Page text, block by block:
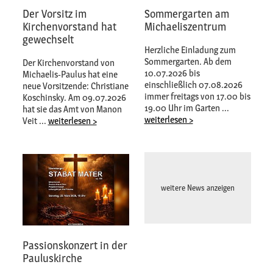
Der Vorsitz im
Kirchenvorstand hat
gewechselt
Der Kirchenvorstand von
Michaelis-Paulus hat eine
neue Vorsitzende: Christiane
Koschinsky. Am 09.07.2026
hat sie das Amt von Manon
Veit ... weiterlesen >
Sommergarten am
Michaeliszentrum
Herzliche Einladung zum
Sommergarten. Ab dem
10.07.2026 bis
einschließlich 07.08.2026
immer freitags von 17.00 bis
19.00 Uhr im Garten ...
weiterlesen >
Passionskonzert in der
Pauluskirche
weitere News anzeigen